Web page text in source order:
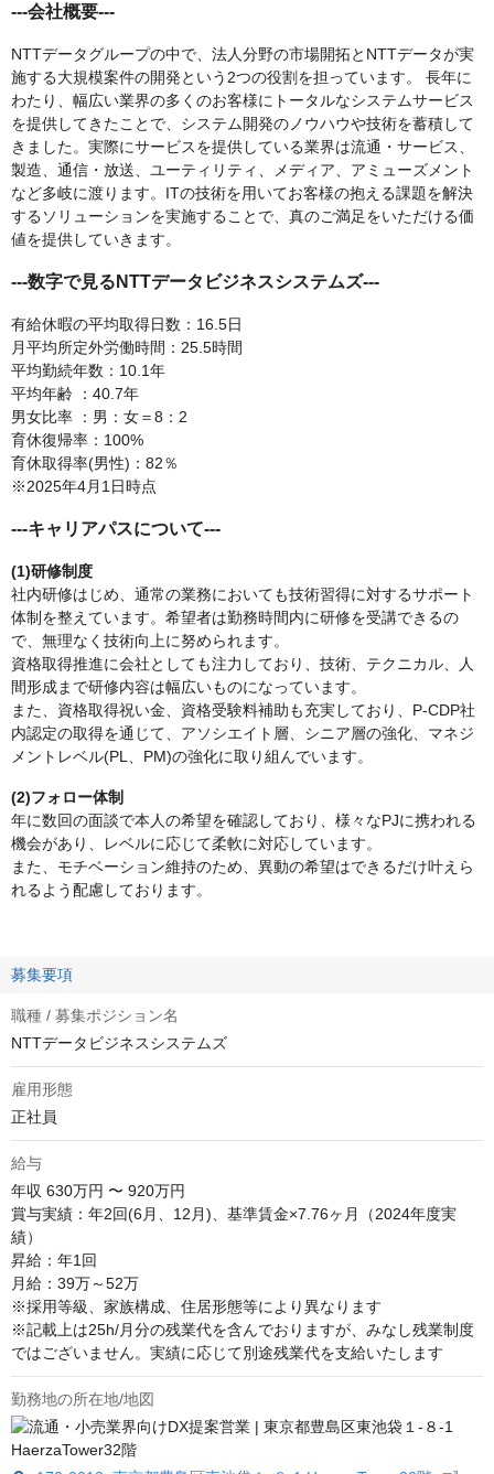
---会社概要---
NTTデータグループの中で、法人分野の市場開拓とNTTデータが実
施する大規模案件の開発という2つの役割を担っています。 長年に
わたり、幅広い業界の多くのお客様にトータルなシステムサービス
を提供してきたことで、システム開発のノウハウや技術を蓄積して
きました。実際にサービスを提供している業界は流通・サービス、
製造、通信・放送、ユーティリティ、メディア、アミューズメント
など多岐に渡ります。ITの技術を用いてお客様の抱える課題を解決
するソリューションを実施することで、真のご満足をいただける価
値を提供していきます。
---数字で見るNTTデータビジネスシステムズ---
有給休暇の平均取得日数：16.5日
月平均所定外労働時間：25.5時間
平均勤続年数：10.1年
平均年齢 ：40.7年
男女比率 ：男：女＝8：2
育休復帰率：100%
育休取得率(男性)：82％
※2025年4月1日時点
---キャリアパスについて---
(1)研修制度
社内研修はじめ、通常の業務においても技術習得に対するサポート
体制を整えています。希望者は勤務時間内に研修を受講できるの
で、無理なく技術向上に努められます。
資格取得推進に会社としても注力しており、技術、テクニカル、人
間形成まで研修内容は幅広いものになっています。
また、資格取得祝い金、資格受験料補助も充実しており、P-CDP社
内認定の取得を通じて、アソシエイト層、シニア層の強化、マネジ
メントレベル(PL、PM)の強化に取り組んでいます。
(2)フォロー体制
年に数回の面談で本人の希望を確認しており、様々なPJに携われる
機会があり、レベルに応じて柔軟に対応しています。
また、モチベーション維持のため、異動の希望はできるだけ叶えら
れるよう配慮しております。
募集要項
職種 / 募集ポジション名
NTTデータビジネスシステムズ
雇用形態
正社員
給与
年収 630万円 〜 920万円
賞与実績：年2回(6月、12月)、基準賃金×7.76ヶ月（2024年度実
績）
昇給：年1回
月給：39万～52万
※採用等級、家族構成、住居形態等により異なります
※記載上は25h/月分の残業代を含んでおりますが、みなし残業制度
ではございません。実績に応じて別途残業代を支給いたします
勤務地の所在地/地図